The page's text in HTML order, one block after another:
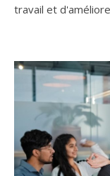
travail et